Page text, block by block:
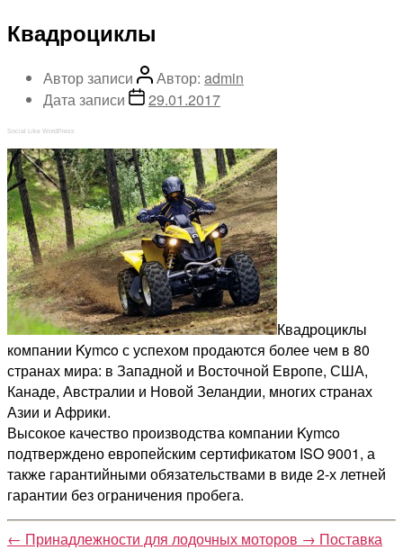
Квадроциклы
Автор записи Автор: admin
Дата записи
29.01.2017
Social Like WordPress
Квадроциклы
компании Kymco с успехом продаются более чем в 80
странах мира: в Западной и Восточной Европе, США,
Канаде, Австралии и Новой Зеландии, многих странах
Азии и Африки.
Высокое качество производства компании Kymco
подтверждено европейским сертификатом ISO 9001, а
также гарантийными обязательствами в виде 2-х летней
гарантии без ограничения пробега.
← Принадлежности для лодочных моторов → Поставка